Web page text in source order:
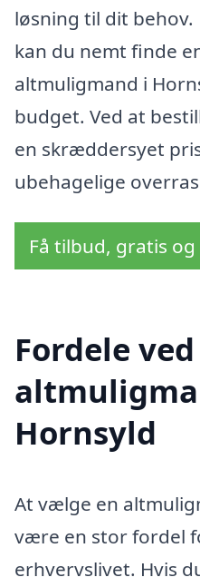
løsning til dit
kan du nemt finde
altmuligmand i
budget. Ved at
en skræddersyet
ubehagelige
Få tilbud, gratis
Fordele
Hornsyld
At vælge en
være en stor fordel
erhvervslivet. Hvis